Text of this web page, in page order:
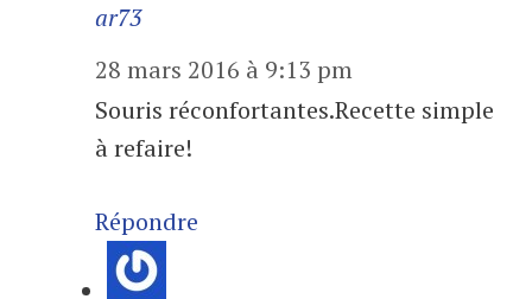
ar73
28 mars 2016 à 9:13 pm
Souris réconfortantes.Recette simple
à refaire!
Répondre